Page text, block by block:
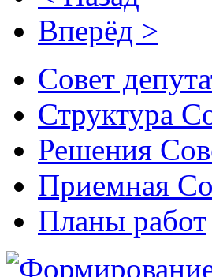
Вперёд >
Совет
Структура
Решения
Приемная
Планы работ